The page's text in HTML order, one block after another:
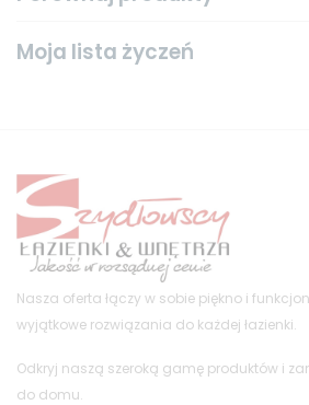
Moja lista życzeń
Nasza oferta łączy w sobie piękno i
wyjątkowe rozwiązania do każdej łazienki.
Odkryj naszą szeroką gamę produktów i
do domu.